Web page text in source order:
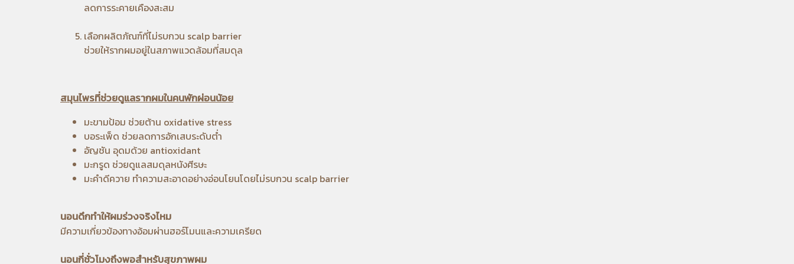
ลดการระคายเคืองสะสม
เลือกผลิตภัณฑ์ที่ไม่รบกวน scalp barrier
ช่วยให้รากผมอยู่ในสภาพแวดล้อมที่สมดุล
สมุนไพรที่ช่วยดูแลรากผมในคนพักผ่อนน้อย
มะขามป้อม ช่วยต้าน oxidative stress
บอระเพ็ด ช่วยลดการอักเสบระดับต่ำ
อัญชัน อุดมด้วย antioxidant
มะกรูด ช่วยดูแลสมดุลหนังศีรษะ
มะคำดีควาย ทำความสะอาดอย่างอ่อนโยนโดยไม่รบกวน scalp barrier
นอนดึกทำให้ผมร่วงจริงไหม
มีความเกี่ยวข้องทางอ้อมผ่านฮอร์โมนและความเครียด
นอนกี่ชั่วโมงถึงพอสำหรับสุขภาพผม